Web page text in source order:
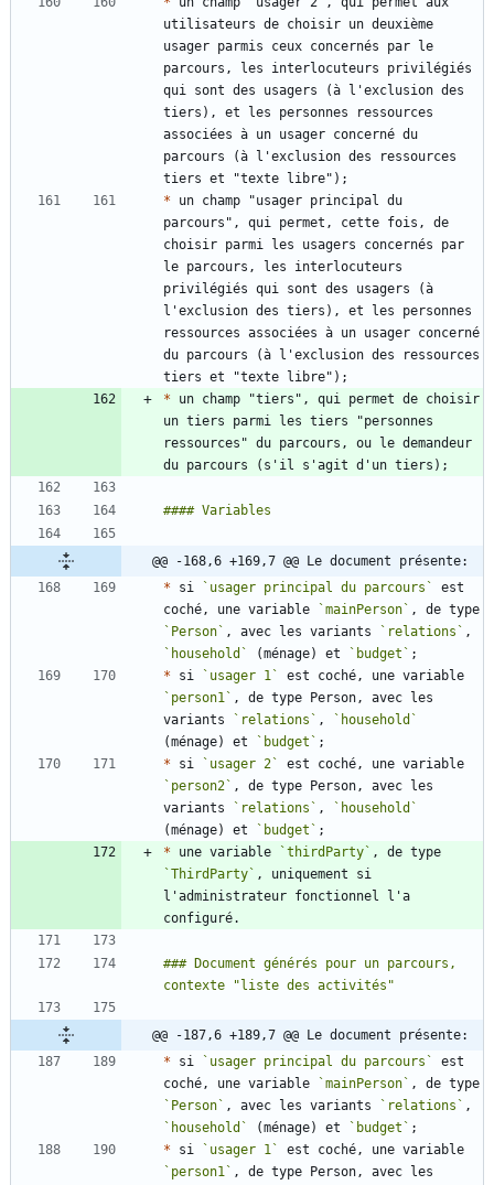
utilisateurs de choisir un deuxième
usager parmis ceux concernés par le
parcours, les interlocuteurs privilégiés
qui sont des usagers (à l'exclusion des
tiers), et les personnes ressources
associées à un usager concerné du
parcours (à l'exclusion des ressources
* un champ "usager principal du
parcours", qui permet, cette fois, de
choisir parmi les usagers concernés par
le parcours, les interlocuteurs
privilégiés qui sont des usagers (à
l'exclusion des tiers), et les personnes
ressources associées à un usager concerné
du parcours (à l'exclusion des ressources
* un champ "tiers", qui permet de choisir
un tiers parmi les tiers "personnes
ressources" du parcours, ou le demandeur
@@ -168,6 +169,7 @@ Le document présente:
* si `usager principal du parcours`
est
coché, une variable
`mainPerson`
`Person` , avec les variants `relations`
`household`
(ménage) et `budget`
* si `usager 1`
`person1` , de type Person, avec les
variants
`relations` ,
`household`
(ménage) et
`budget`
* si `usager 2`
`person2` , de type Person, avec les
variants
`relations` ,
`household`
(ménage) et
`budget`
* une variable `thirdParty`
`ThirdParty` , uniquement si
l'administrateur fonctionnel l'a
### Document générés pour un parcours,
@@ -187,6 +189,7 @@ Le document présente:
* si `usager principal du parcours`
est
coché, une variable
`mainPerson`
`Person` , avec les variants `relations`
`household`
(ménage) et `budget`
* si `usager 1`
`person1` , de type Person, avec les